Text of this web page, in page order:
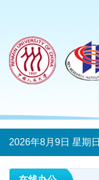
2026年8月9日 星期日